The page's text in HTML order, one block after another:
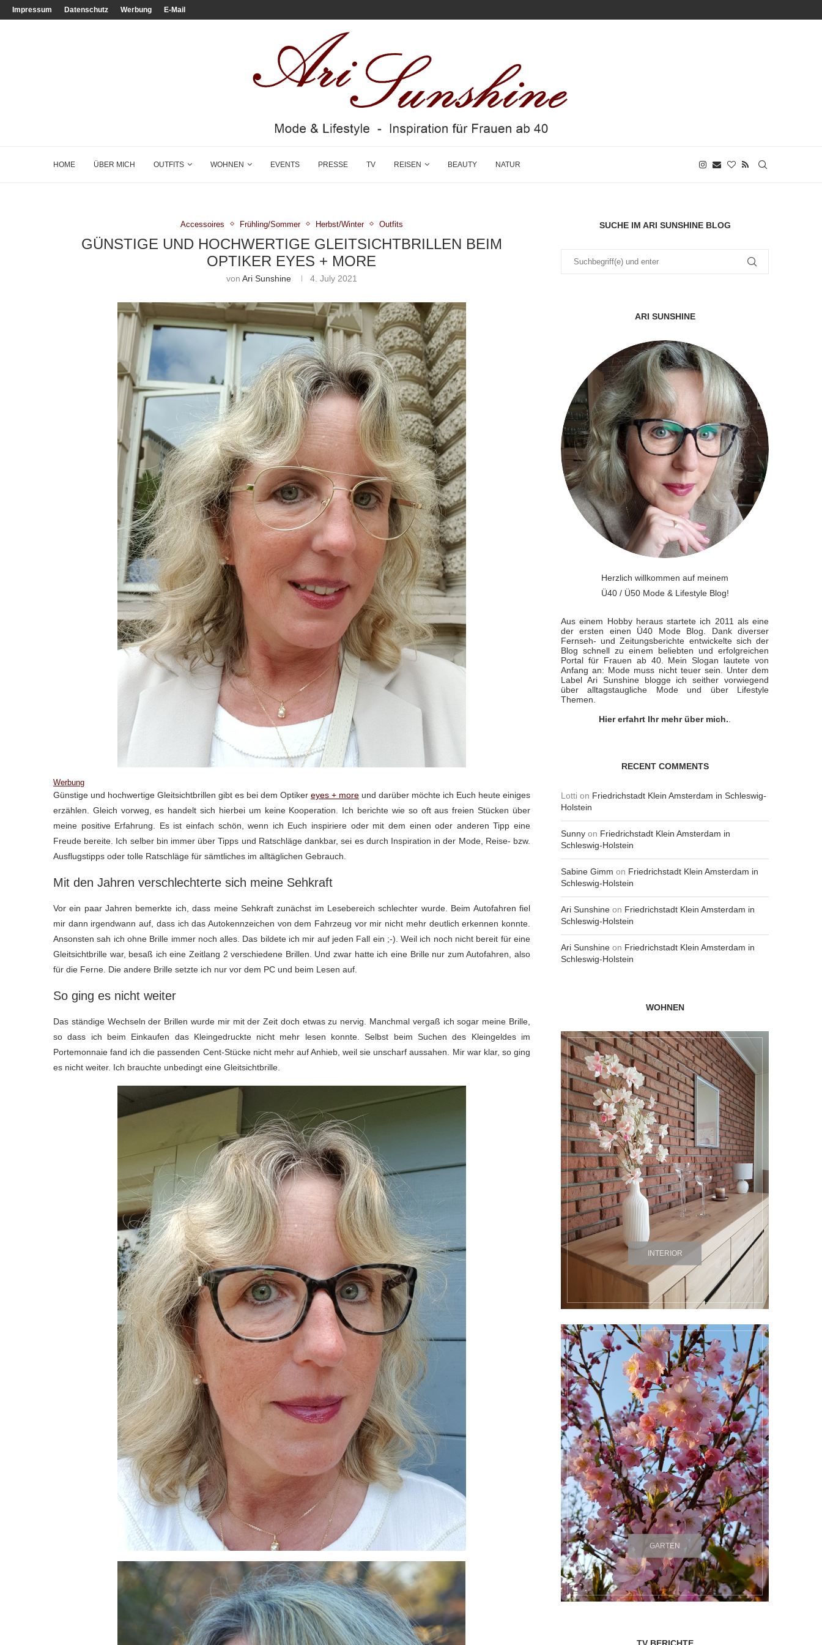
Impressum Datenschutz Werbung E-Mail
HOME ÜBER MICH OUTFITS WOHNEN EVENTS PRESSE TV REISEN BEAUTY NATUR
Accessoires Frühling/Sommer Herbst/Winter Outfits
GÜNSTIGE UND HOCHWERTIGE GLEITSICHTBRILLEN BEIM
OPTIKER EYES + MORE
von Ari Sunshine 4. July 2021
Werbung
Günstige und hochwertige Gleitsichtbrillen gibt es bei dem Optiker eyes + more und darüber möchte ich Euch heute einiges
erzählen. Gleich vorweg, es handelt sich hierbei um keine Kooperation. Ich berichte wie so oft aus freien Stücken über
meine positive Erfahrung. Es ist einfach schön, wenn ich Euch inspiriere oder mit dem einen oder anderen Tipp eine
Freude bereite. Ich selber bin immer über Tipps und Ratschläge dankbar, sei es durch Inspiration in der Mode, Reise- bzw.
Ausflugstipps oder tolle Ratschläge für sämtliches im alltäglichen Gebrauch.
Mit den Jahren verschlechterte sich meine Sehkraft
Vor ein paar Jahren bemerkte ich, dass meine Sehkraft zunächst im Lesebereich schlechter wurde. Beim Autofahren fiel
mir dann irgendwann auf, dass ich das Autokennzeichen von dem Fahrzeug vor mir nicht mehr deutlich erkennen konnte.
Ansonsten sah ich ohne Brille immer noch alles. Das bildete ich mir auf jeden Fall ein ;-). Weil ich noch nicht bereit für eine
Gleitsichtbrille war, besaß ich eine Zeitlang 2 verschiedene Brillen. Und zwar hatte ich eine Brille nur zum Autofahren, also
für die Ferne. Die andere Brille setzte ich nur vor dem PC und beim Lesen auf.
So ging es nicht weiter
Das ständige Wechseln der Brillen wurde mir mit der Zeit doch etwas zu nervig. Manchmal vergaß ich sogar meine Brille,
so dass ich beim Einkaufen das Kleingedruckte nicht mehr lesen konnte. Selbst beim Suchen des Kleingeldes im
Portemonnaie fand ich die passenden Cent-Stücke nicht mehr auf Anhieb, weil sie unscharf aussahen. Mir war klar, so ging
es nicht weiter. Ich brauchte unbedingt eine Gleitsichtbrille.
SUCHE IM ARI SUNSHINE BLOG
ARI SUNSHINE
Herzlich willkommen auf meinem
Ü40 / Ü50 Mode & Lifestyle Blog!
Aus einem Hobby heraus startete ich 2011 als eine
der ersten einen Ü40 Mode Blog. Dank diverser
Fernseh- und Zeitungsberichte entwickelte sich der
Blog schnell zu einem beliebten und erfolgreichen
Portal für Frauen ab 40. Mein Slogan lautete von
Anfang an: Mode muss nicht teuer sein. Unter dem
Label Ari Sunshine blogge ich seither vorwiegend
über alltagstaugliche Mode und über Lifestyle
Themen.
Hier erfahrt Ihr mehr über mich..
RECENT COMMENTS
Lotti on Friedrichstadt Klein Amsterdam in Schleswig-
Holstein
Sunny on Friedrichstadt Klein Amsterdam in
Schleswig-Holstein
Sabine Gimm on Friedrichstadt Klein Amsterdam in
Schleswig-Holstein
Ari Sunshine on Friedrichstadt Klein Amsterdam in
Schleswig-Holstein
Ari Sunshine on Friedrichstadt Klein Amsterdam in
Schleswig-Holstein
WOHNEN
INTERIOR
GARTEN